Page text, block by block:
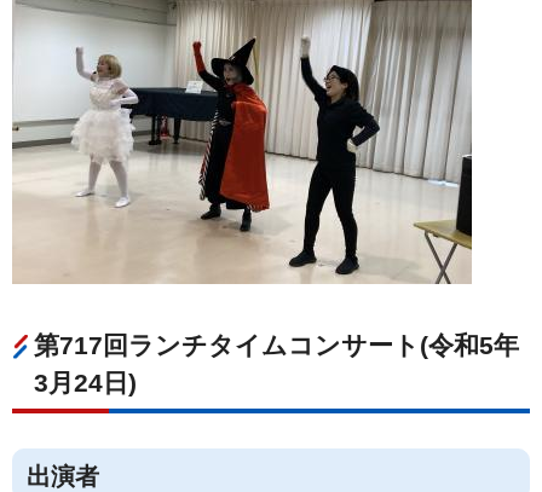
第717回ランチタイムコンサート(令和5年
3月24日)
出演者